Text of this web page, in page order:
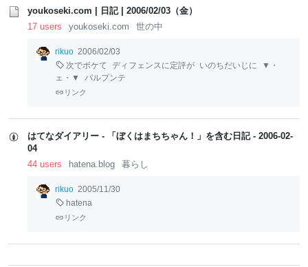
youkoseki.com | 日記 | 2006/02/03（金）
17 users
youkoseki.com 世の中
rikuo 2006/02/03
次でボケて ディフェンスに定評が いのちだいじに
▼・
ェ・▼
パルプンテ
リンク
はてなダイアリー - 「ぼくはまちちゃん！」を含む日記 - 2006-02-
04
44 users
hatena.blog 暮らし
rikuo 2005/11/30
hatena
リンク